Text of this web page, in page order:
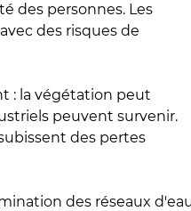
des personnes. Les
des risques de
: la végétation peut
peuvent survenir.
des pertes
des réseaux